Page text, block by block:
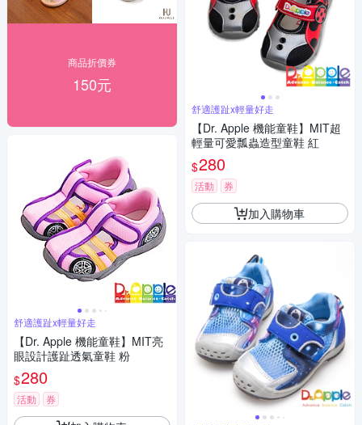
商品折價券
150元
舒適護趾x輕量好走
【Dr. Apple 機能童鞋】MIT亮
眼設計護趾透氣童鞋 粉
$280
活動 券
舒適護趾x輕量好走
【Dr. Apple 機能童鞋】MIT超
輕量可愛瓢蟲造型童鞋 紅
$280
活動 券
加入購物車